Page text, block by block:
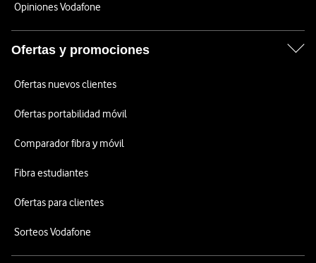
Opiniones Vodafone
Ofertas y promociones
Ofertas nuevos clientes
Ofertas portabilidad móvil
Comparador fibra y móvil
Fibra estudiantes
Ofertas para clientes
Sorteos Vodafone